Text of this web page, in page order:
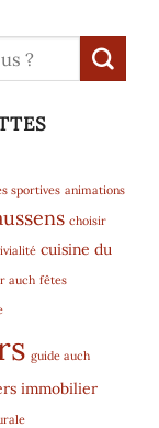
sportives animations
choisir
cuisine du
auch fêtes
guide auch
immobilier